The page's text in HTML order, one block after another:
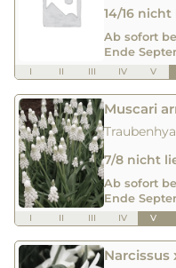
14/16
Ab sofort
Ende
I II III IV V
Muscari
7/8 nicht
Ab sofort
Ende
I II III IV V
Narcissus